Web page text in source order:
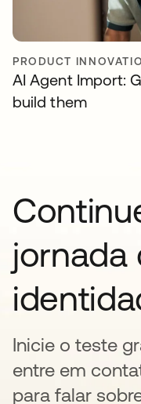
PRODUCT
AI Agent Import:
build them
jornada
Inicie o teste
entre em
para falar